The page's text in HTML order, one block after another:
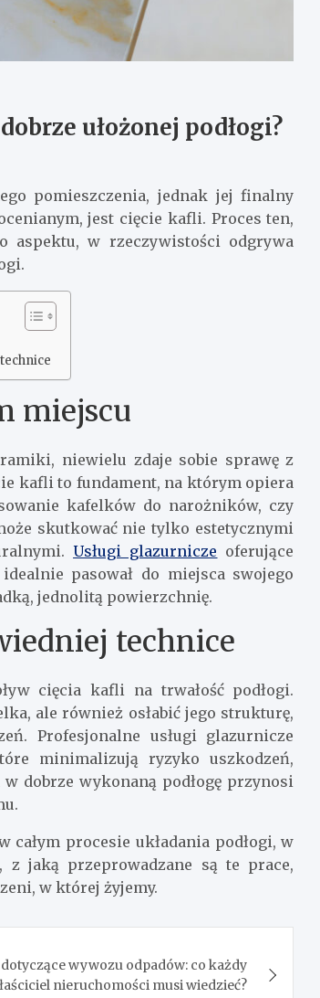
ułożonej podłogi?
pomieszczenia, jednak jej finalny
jest cięcie kafli. Proces ten,
aspektu, w rzeczywistości odgrywa
miejscu
niewielu zdaje sobie sprawę z
kafli to fundament, na którym opiera
kafelków do narożników, czy
skutkować nie tylko estetycznymi
Usługi glazurnicze oferujące
pasował do miejsca swojego
jednolitą powierzchnię.
technice
cięcia kafli na trwałość podłogi.
ale również osłabić jego strukturę,
Profesjonalne usługi glazurnicze
minimalizują ryzyko uszkodzeń,
dobrze wykonaną podłogę przynosi
procesie układania podłogi, w
z jaką przeprowadzane są te prace,
w której żyjemy.
wywozu odpadów: co każdy
nieruchomości musi wiedzieć?